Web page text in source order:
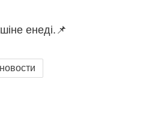
енеді.📌
новости